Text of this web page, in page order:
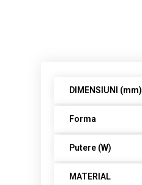
DIMENSIUNI (mm)
Forma
Putere (W)
MATERIAL